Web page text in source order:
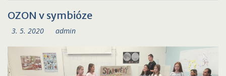
OZON v symbióze
3. 5. 2020 admin